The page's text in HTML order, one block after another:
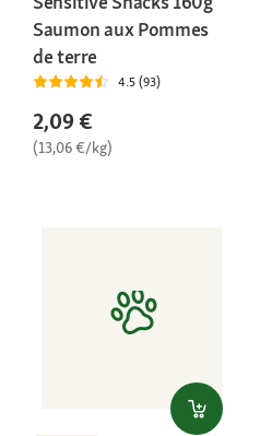
Saumon aux Pommes
de terre
4.5 (93)
2,09 €
(13,06 €/kg)